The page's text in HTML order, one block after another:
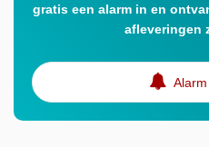
gratis een alarm in en
afleveringen